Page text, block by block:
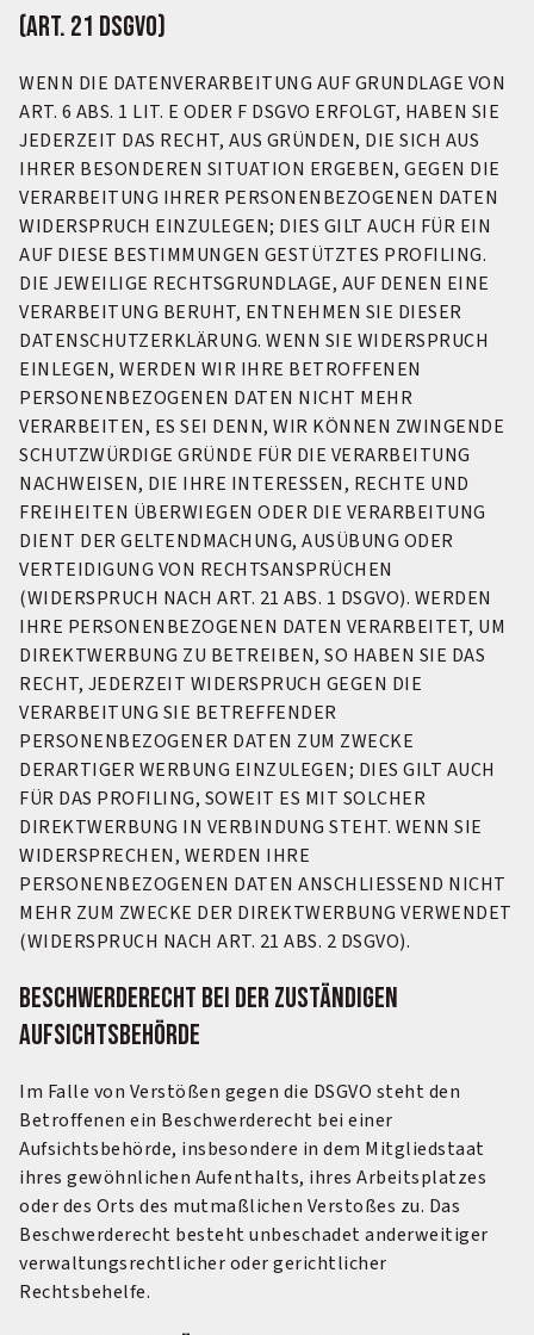
(Art. 21 DSGVO)
WENN DIE DATENVERARBEITUNG AUF GRUNDLAGE VON
ART. 6 ABS. 1 LIT. E ODER F DSGVO ERFOLGT, HABEN SIE
JEDERZEIT DAS RECHT, AUS GRÜNDEN, DIE SICH AUS
IHRER BESONDEREN SITUATION ERGEBEN, GEGEN DIE
VERARBEITUNG IHRER PERSONENBEZOGENEN DATEN
WIDERSPRUCH EINZULEGEN; DIES GILT AUCH FÜR EIN
AUF DIESE BESTIMMUNGEN GESTÜTZTES PROFILING.
DIE JEWEILIGE RECHTSGRUNDLAGE, AUF DENEN EINE
VERARBEITUNG BERUHT, ENTNEHMEN SIE DIESER
DATENSCHUTZERKLÄRUNG. WENN SIE WIDERSPRUCH
EINLEGEN, WERDEN WIR IHRE BETROFFENEN
PERSONENBEZOGENEN DATEN NICHT MEHR
VERARBEITEN, ES SEI DENN, WIR KÖNNEN ZWINGENDE
SCHUTZWÜRDIGE GRÜNDE FÜR DIE VERARBEITUNG
NACHWEISEN, DIE IHRE INTERESSEN, RECHTE UND
FREIHEITEN ÜBERWIEGEN ODER DIE VERARBEITUNG
DIENT DER GELTENDMACHUNG, AUSÜBUNG ODER
VERTEIDIGUNG VON RECHTSANSPRÜCHEN
(WIDERSPRUCH NACH ART. 21 ABS. 1 DSGVO). WERDEN
IHRE PERSONENBEZOGENEN DATEN VERARBEITET, UM
DIREKTWERBUNG ZU BETREIBEN, SO HABEN SIE DAS
RECHT, JEDERZEIT WIDERSPRUCH GEGEN DIE
VERARBEITUNG SIE BETREFFENDER
PERSONENBEZOGENER DATEN ZUM ZWECKE
DERARTIGER WERBUNG EINZULEGEN; DIES GILT AUCH
FÜR DAS PROFILING, SOWEIT ES MIT SOLCHER
DIREKTWERBUNG IN VERBINDUNG STEHT. WENN SIE
WIDERSPRECHEN, WERDEN IHRE
PERSONENBEZOGENEN DATEN ANSCHLIESSEND NICHT
MEHR ZUM ZWECKE DER DIREKTWERBUNG VERWENDET
(WIDERSPRUCH NACH ART. 21 ABS. 2 DSGVO).
Beschwerderecht bei der zuständigen
Aufsichtsbehörde
Im Falle von Verstößen gegen die DSGVO steht den
Betroffenen ein Beschwerderecht bei einer
Aufsichtsbehörde, insbesondere in dem Mitgliedstaat
ihres gewöhnlichen Aufenthalts, ihres Arbeitsplatzes
oder des Orts des mutmaßlichen Verstoßes zu. Das
Beschwerderecht besteht unbeschadet anderweitiger
verwaltungsrechtlicher oder gerichtlicher
Rechtsbehelfe.